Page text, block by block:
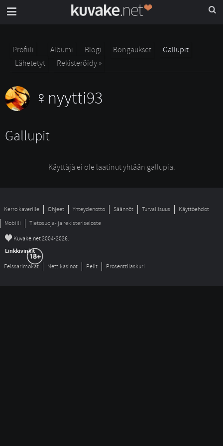
Profiili Albumi Blogi Bongaukset
Gallupit
Lähetetyt
Rekisteröidy »
nyytti93
Gallupit
Käyttäjä ei ole laatinut yhtään gallupia.
Kerro kaverille Ohjeet Yhteydenotto Säännöt Turvallisuus
Käyttöehdot
Mobiili
Tietosuoja- ja rekisteriseloste
© Kuvake.net 2004-2026.
Linkkivinkit
Feissarimokat Nettikasinot Pelit Prosenttilaskuri